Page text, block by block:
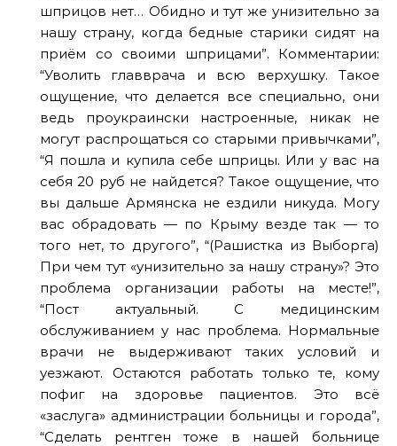
шприцов нет… Обидно и тут же унизительно за
нашу страну, когда бедные старики сидят на
приём со своими шприцами”. Комментарии:
“Уволить главврача и всю верхушку. Такое
ощущение, что делается все специально, они
ведь проукраински настроенные, никак не
могут распрощаться со старыми привычками”,
“Я пошла и купила себе шприцы. Или у вас на
себя 20 руб не найдется? Такое ощущение, что
вы дальше Армянска не ездили никуда. Могу
вас обрадовать — по Крыму везде так — то
того нет, то другого”, “(Рашистка из Выборга)
При чем тут «унизительно за нашу страну»? Это
проблема организации работы на месте!”,
“Пост актуальный. С медицинским
обслуживанием у нас проблема. Нормальные
врачи не выдерживают таких условий и
уезжают. Остаются работать только те, кому
пофиг на здоровье пациентов. Это всё
«заслуга» администрации больницы и города”,
“Сделать рентген тоже в нашей больнице